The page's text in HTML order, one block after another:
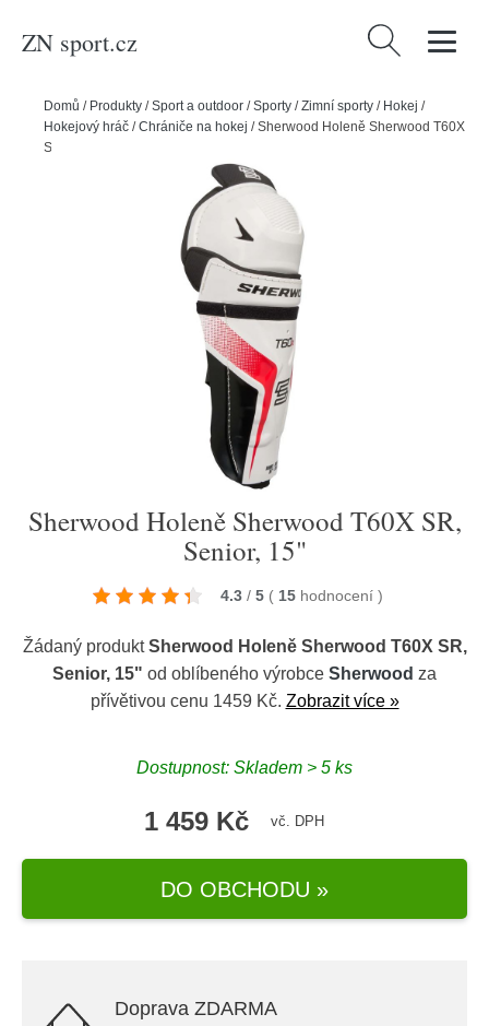
ZN sport.cz Vyhledávání
Domů / Produkty /Sport a outdoor /Sporty /Zimní sporty / Hokej /
Hokejový hráč /Chrániče na hokej /Sherwood Holeně Sherwood T60X
SR, Senior, 15"
Sherwood Holeně Sherwood T60X SR,
Senior, 15"
4.3 / 5 ( 15 hodnocení )
Žádaný produktSherwood Holeně Sherwood T60X SR,
Senior, 15" od oblíbeného výrobce Sherwood za
přívětivou cenu 1459 Kč. Zobrazit více »
Dostupnost: Skladem > 5 ks
1 459 Kč vč. DPH
DO OBCHODU »
Doprava ZDARMA